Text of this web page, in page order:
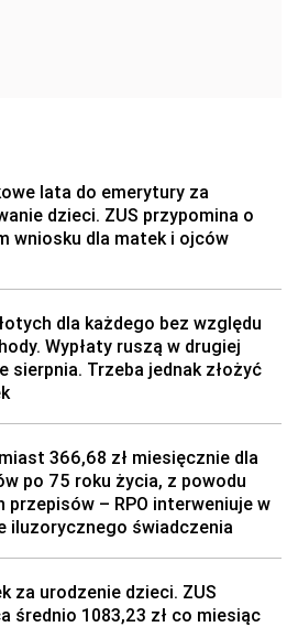
lata do emerytury za
dzieci. ZUS przypomina o
wniosku dla matek i ojców
dla każdego bez względu
Wypłaty ruszą w drugiej
sierpnia. Trzeba jednak złożyć
366,68 zł miesięcznie dla
po 75 roku życia, z powodu
przepisów – RPO interweniuje w
iluzorycznego świadczenia
za urodzenie dzieci. ZUS
średnio 1083,23 zł co miesiąc